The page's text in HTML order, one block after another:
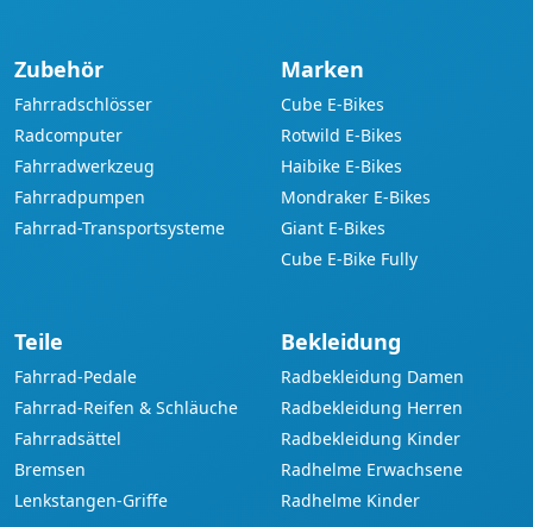
Zubehör
Fahrradschlösser
Radcomputer
Fahrradwerkzeug
Fahrradpumpen
Fahrrad-Transportsysteme
Marken
Cube E-Bikes
Rotwild E-Bikes
Haibike E-Bikes
Mondraker E-Bikes
Giant E-Bikes
Cube E-Bike Fully
Teile
Fahrrad-Pedale
Fahrrad-Reifen & Schläuche
Fahrradsättel
Bremsen
Lenkstangen-Griffe
Bekleidung
Radbekleidung Damen
Radbekleidung Herren
Radbekleidung Kinder
Radhelme Erwachsene
Radhelme Kinder